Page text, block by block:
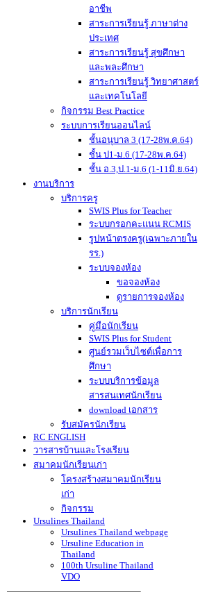
อาชีพ
สาระการเรียนรู้ ภาษาต่าง
ประเทศ
สาระการเรียนรู้ สุขศึกษา
และพละศึกษา
สาระการเรียนรู้ วิทยาศาสตร์
และเทคโนโลยี
กิจกรรม Best Practice
ระบบการเรียนออนไลน์
ชั้นอนุบาล 3 (17-28พ.ค.64)
ชั้น ป1-ม.6 (17-28พ.ค.64)
ชั้น อ.3,ป.1-ม.6 (1-11มิ.ย.64)
งานบริการ
บริการครู
SWIS Plus for Teacher
ระบบกรอกคะแนน RCMIS
รูปหน้าตรงครู(เฉพาะภายใน
รร.)
ระบบจองห้อง
ขอจองห้อง
ดูรายการจองห้อง
บริการนักเรียน
คู่มือนักเรียน
SWIS Plus for Student
ศูนย์รวมเว็บไซต์เพื่อการ
ศึกษา
ระบบบริการข้อมูล
สารสนเทศนักเรียน
download เอกสาร
รับสมัครนักเรียน
RC ENGLISH
วารสารบ้านและโรงเรียน
สมาคมนักเรียนเก่า
โครงสร้างสมาคมนักเรียน
เก่า
กิจกรรม
Ursulines Thailand
Ursulines Thailand webpage
Ursuline Education in
Thailand
100th Ursuline Thailand
VDO